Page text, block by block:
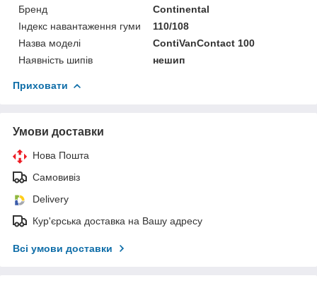
Бренд
Continental
Індекс навантаження гуми
110/108
Назва моделі
ContiVanContact 100
Наявність шипів
нешип
Приховати
Умови доставки
Нова Пошта
Самовивіз
Delivery
Кур'єрська доставка на Вашу адресу
Всі умови доставки